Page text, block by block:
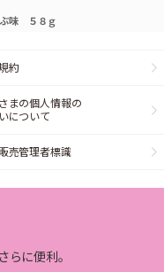
味 ５８ｇ
約
まの個人情報の
について
売管理者標識
らに便利。